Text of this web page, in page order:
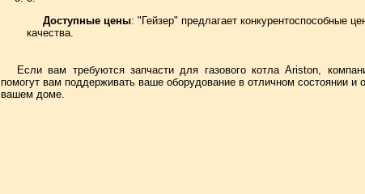
Доступные цены: "Гейзер" предлагает конкурентоспособные
качества.
Если вам требуются запчасти для газового котла Ariston,
помогут вам поддерживать ваше оборудование в отличном состоянии и
вашем доме.